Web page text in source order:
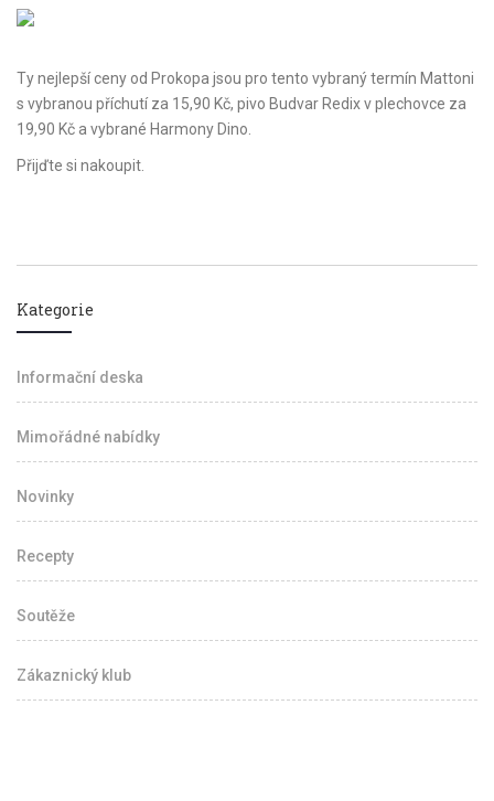
Ty nejlepší ceny od Prokopa jsou pro tento vybraný termín Mattoni
s vybranou příchutí za 15,90 Kč, pivo Budvar Redix v plechovce za
19,90 Kč a vybrané Harmony Dino.
Přijďte si nakoupit.
Kategorie
Informační deska
Mimořádné nabídky
Novinky
Recepty
Soutěže
Zákaznický klub